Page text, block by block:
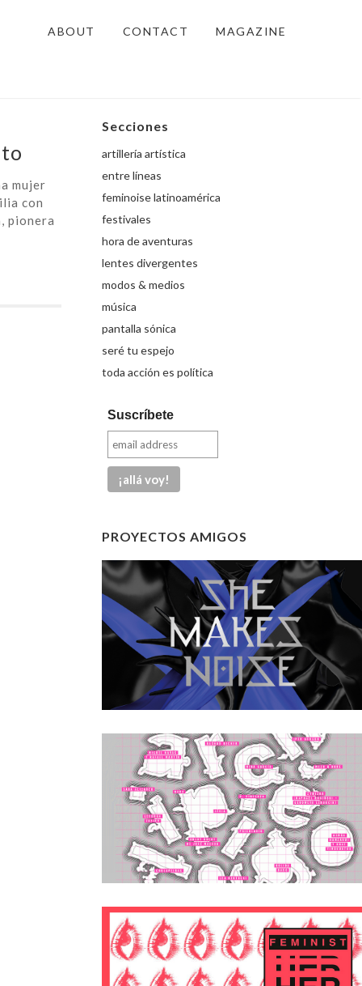
ABOUT CONTACT MAGAZINE
mujer
con
pionera
Secciones
artillería artística
entre líneas
feminoise latinoamérica
festivales
hora de aventuras
lentes divergentes
modos & medios
música
pantalla sónica
seré tu espejo
toda acción es política
Suscríbete
PROYECTOS AMIGOS